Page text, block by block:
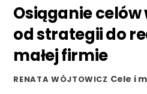
Osiąganie celów
od strategii do
małej firmie
RENATA WÓJTOWICZ Cele i